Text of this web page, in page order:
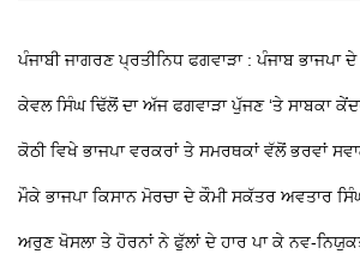
ਪੰਜਾਬੀ ਜਾਗਰਣ ਪ੍ਰਤੀਨਿਧਫਗਵਾੜਾ : ਪੰਜਾਬ ਭਾਜਪਾ
ਕੇਵਲ ਸਿੰਘ ਢਿੱਲੋਂ ਦਾ ਅੱਜ ਫਗਵਾੜਾ ਪੁੱਜਣ ‘ਤੇ ਸਾਬਕਾ
ਕੋਠੀ ਵਿਖੇ ਭਾਜਪਾ ਵਰਕਰਾਂ ਤੇ ਸਮਰਥਕਾਂ ਵੱਲੋਂ ਭਰਵਾਂ
ਮੌਕੇ ਭਾਜਪਾ ਕਿਸਾਨ ਮੋਰਚਾ ਦੇ ਕੌਮੀ ਸਕੱਤਰ ਅਵਤਾਰ
ਅਰੁਣ ਖੋਸਲਾ ਤੇ ਹੋਰਨਾਂ ਨੇ ਫੁੱਲਾਂ ਦੇ ਹਾਰ ਪਾ ਕੇ ਨਵ-